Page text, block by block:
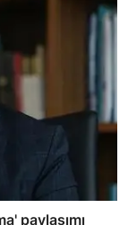
paylaşımı